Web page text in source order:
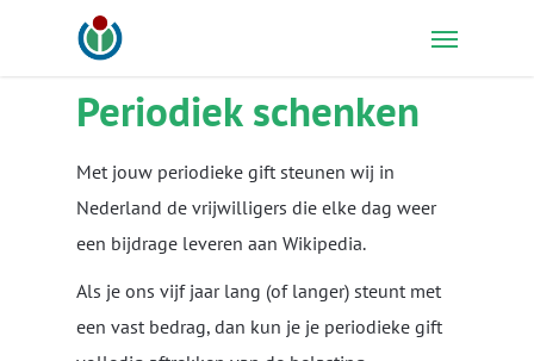
Menu
Periodiek schenken
Met jouw periodieke gift steunen wij in
Nederland de vrijwilligers die elke dag weer
een bijdrage leveren aan Wikipedia.
Als je ons vijf jaar lang (of langer) steunt met
een vast bedrag, dan kun je je periodieke gift